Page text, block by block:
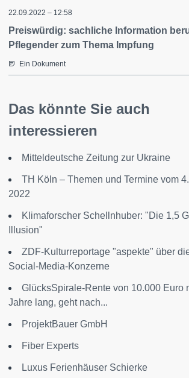
22.09.2022 – 12:58
Preiswürdig: sachliche Information
Pflegender zum Thema Impfung
Ein Dokument
Das könnte Sie auch
interessieren
Mitteldeutsche Zeitung zur Ukraine
TH Köln – Themen und Termine vom
2022
Klimaforscher Schellnhuber: "Die 1,5
Illusion"
ZDF-Kulturreportage "aspekte" über
Social-Media-Konzerne
GlücksSpirale-Rente von 10.000 Euro
Jahre lang, geht nach...
ProjektBauer GmbH
Fiber Experts
Luxus Ferienhäuser Schierke